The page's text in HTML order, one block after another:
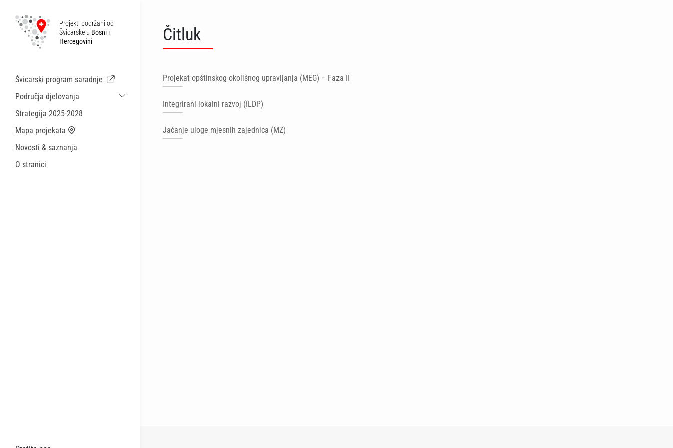
Projekti podržani od
Švicarske u Bosni i
Hercegovini
Švicarski program saradnje
Područja djelovanja
Održiva ekonomska saradnja i migracije
Strategija 2025-2028
Mapa projekata
Novosti & saznanja
O stranici
Čitluk
Projekat opštinskog okolišnog upravljanja (MEG) – Faza II
Integrirani lokalni razvoj (ILDP)
Jačanje uloge mjesnih zajednica (MZ)